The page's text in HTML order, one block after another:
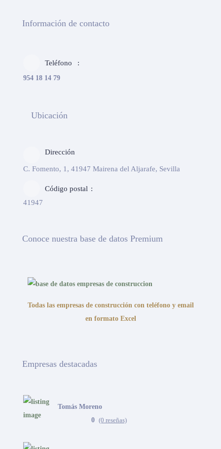
Información de contacto
Teléfono
954 18 14 79
Ubicación
Dirección
C. Fomento, 1, 41947 Mairena del Aljarafe, Sevilla
Código postal
41947
Conoce nuestra base de datos Premium
Todas las empresas de construcción con teléfono y email
en formato Excel
Empresas destacadas
Tomás Moreno
0 (0 reseñas)